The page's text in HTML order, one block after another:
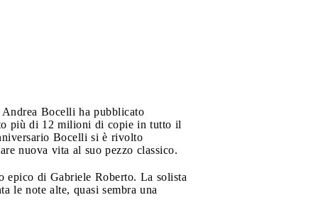
Bocelli ha pubblicato
più di 12 milioni di copie in tutto il
Bocelli si è rivolto
nuova vita al suo pezzo classico.
epico di Gabriele Roberto. La solista
le note alte, quasi sembra una